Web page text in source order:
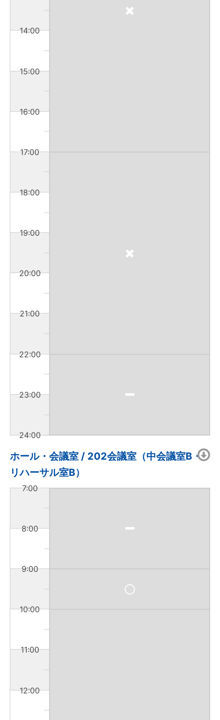
14:00
15:00
16:00
17:00
18:00
19:00
20:00
21:00
22:00
23:00
24:00
ホール・会議室 / 202会議室（中会議室B・
リハーサル室B）
7:00
8:00
9:00
10:00
11:00
12:00